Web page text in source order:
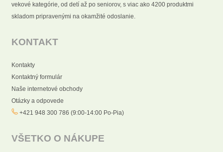
vekové kategórie, od detí až po seniorov, s viac ako 4200 produktmi
skladom pripravenými na okamžité odoslanie.
KONTAKT
Kontakty
Kontaktný formulár
Naše internetové obchody
Otázky a odpovede
+421 948 300 786 (9:00-14:00 Po-Pia)
VŠETKO O NÁKUPE